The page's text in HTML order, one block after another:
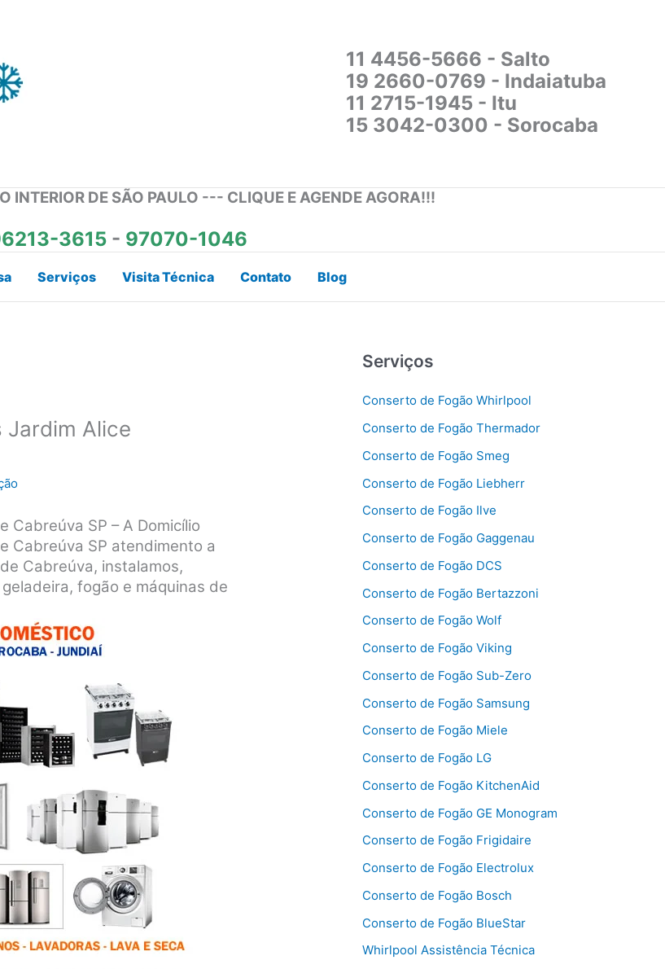
11 4456-5666 - Salto
19 2660-0769 - Indaiatuba
11 2715-1945 - Itu
15 3042-0300 - Sorocaba
INTERIOR DE SÃO PAULO --- CLIQUE E AGENDE AGORA!!!
3615 - 97070-1046
Serviços Visita Técnica Contato Blog
Jardim Alice
Cabreúva SP – A Domicílio
Cabreúva SP atendimento a
Cabreúva, instalamos,
fogão e máquinas de
Serviços
Conserto de Fogão Whirlpool
Conserto de Fogão Thermador
Conserto de Fogão Smeg
Conserto de Fogão Liebherr
Conserto de Fogão Ilve
Conserto de Fogão Gaggenau
Conserto de Fogão DCS
Conserto de Fogão Bertazzoni
Conserto de Fogão Wolf
Conserto de Fogão Viking
Conserto de Fogão Sub-Zero
Conserto de Fogão Samsung
Conserto de Fogão Miele
Conserto de Fogão LG
Conserto de Fogão KitchenAid
Conserto de Fogão GE Monogram
Conserto de Fogão Frigidaire
Conserto de Fogão Electrolux
Conserto de Fogão Bosch
Conserto de Fogão BlueStar
Whirlpool Assistência Técnica